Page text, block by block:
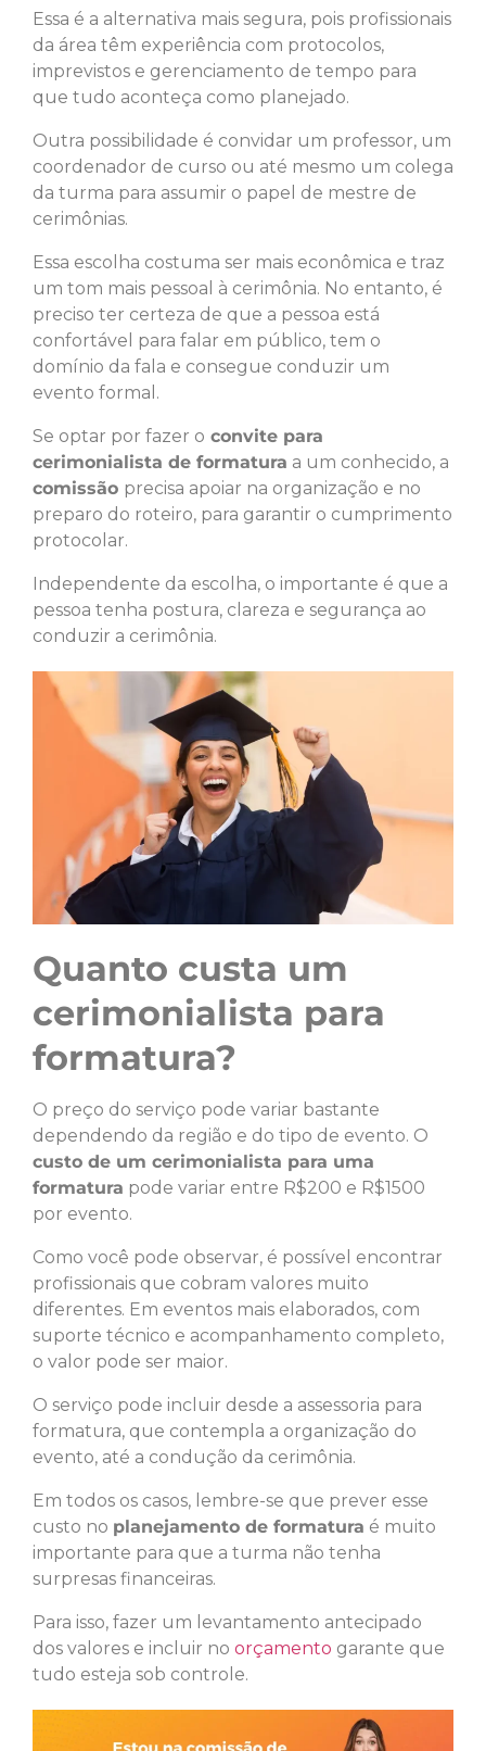
Essa é a alternativa mais segura, pois profissionais
da área têm experiência com protocolos,
imprevistos e gerenciamento de tempo para
que tudo aconteça como planejado.
Outra possibilidade é convidar um professor, um
coordenador de curso ou até mesmo um colega
da turma para assumir o papel de mestre de
cerimônias.
Essa escolha costuma ser mais econômica e traz
um tom mais pessoal à cerimônia. No entanto, é
preciso ter certeza de que a pessoa está
confortável para falar em público, tem o
domínio da fala e consegue conduzir um
evento formal.
Se optar por fazer o convite para
cerimonialista de formatura a um conhecido, a
comissão precisa apoiar na organização e no
preparo do roteiro, para garantir o cumprimento
protocolar.
Independente da escolha, o importante é que a
pessoa tenha postura, clareza e segurança ao
conduzir a cerimônia.
Quanto custa um
cerimonialista para
formatura?
O preço do serviço pode variar bastante
dependendo da região e do tipo de evento. O
custo de um cerimonialista para uma
formatura pode variar entre R$200 e R$1500
por evento.
Como você pode observar, é possível encontrar
profissionais que cobram valores muito
diferentes. Em eventos mais elaborados, com
suporte técnico e acompanhamento completo,
o valor pode ser maior.
O serviço pode incluir desde a assessoria para
formatura, que contempla a organização do
evento, até a condução da cerimônia.
Em todos os casos, lembre-se que prever esse
custo no planejamento de formatura é muito
importante para que a turma não tenha
surpresas financeiras.
Para isso, fazer um levantamento antecipado
dos valores e incluir no orçamento garante que
tudo esteja sob controle.